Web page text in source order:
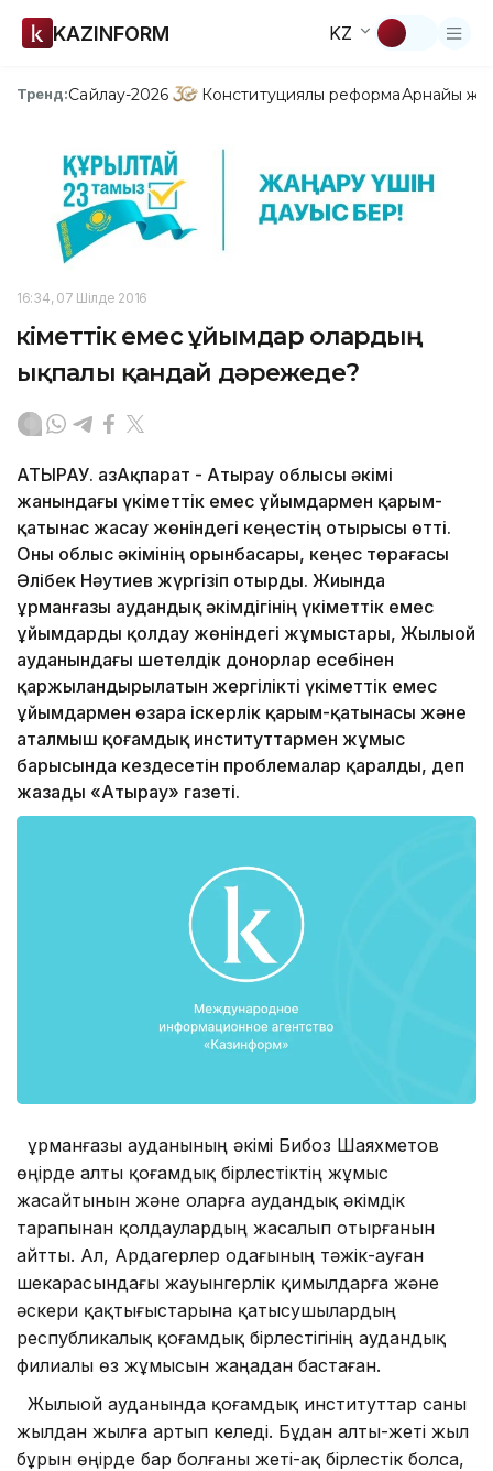
KAZINFORM KZ
Тренд:Сайлау-2026 Конституциялық реформаАрнайы
16:34, 07 Шілде 2016
Үкіметтік емес ұйымдар олардың
ықпалы қандай дәрежеде?
АТЫРАУ. ҚазАқпарат - Атырау облысы әкімі
жанындағы үкіметтік емес ұйымдармен қарым-
қатынас жасау жөніндегі кеңестің отырысы өтті.
Оны облыс әкімінің орынбасары, кеңес төрағасы
Әлібек Нәутиев жүргізіп отырды. Жиында
Құрманғазы аудандық әкімдігінің үкіметтік емес
ұйымдарды қолдау жөніндегі жұмыстары, Жылыой
ауданындағы шетелдік донорлар есебінен
қаржыландырылатын жергілікті үкіметтік емес
ұйымдармен өзара іскерлік қарым-қатынасы және
аталмыш қоғамдық институттармен жұмыс
барысында кездесетін проблемалар қаралды, деп
жазады «Атырау» газеті.
Құрманғазы ауданының әкімі Бибоз Шаяхметов
өңірде алты қоғамдық бірлестіктің жұмыс
жасайтынын және оларға аудандық әкімдік
тарапынан қолдаулардың жасалып отырғанын
айтты. Ал, Ардагерлер одағының тәжік-ауған
шекарасындағы жауынгерлік қимылдарға және
әскери қақтығыстарына қатысушылардың
республикалық қоғамдық бірлестігінің аудандық
филиалы өз жұмысын жаңадан бастаған.
Жылыой ауданында қоғамдық институттар саны
жылдан жылға артып келеді. Бұдан алты-жеті жыл
бұрын өңірде бар болғаны жеті-ақ бірлестік болса,